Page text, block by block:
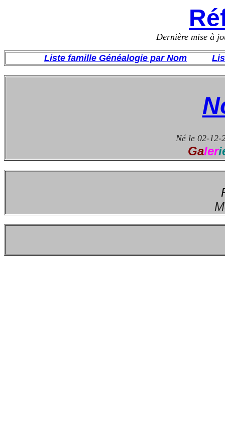
Dernière mise à
Liste famille Généalogie par Nom
Né le 02-12-
Galer